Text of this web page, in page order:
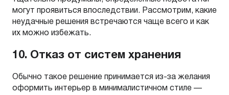
могут проявиться впоследствии. Рассмотрим, какие
неудачные решения встречаются чаще всего и как
их можно избежать.
10. Отказ от систем хранения
Обычно такое решение принимается из-за желания
оформить интерьер в минималистичном стиле —